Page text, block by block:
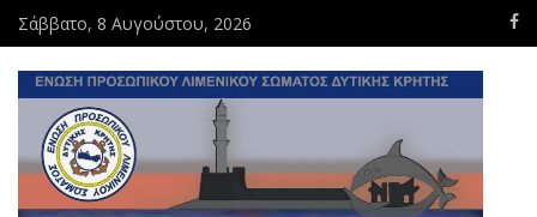
Σάββατο, 8 Αυγούστου, 2026